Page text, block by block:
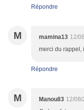
Répondre
M mamina13 12/
merci du rappel,
Répondre
M Manou83 12/